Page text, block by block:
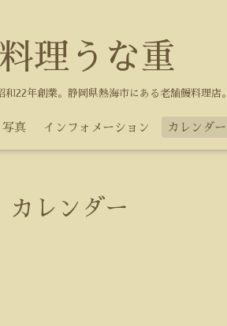
理うな重
和22年創業。静岡県熱海市にある老舗鰻料理店。
写真 インフォメーション カレンダー
カレンダー